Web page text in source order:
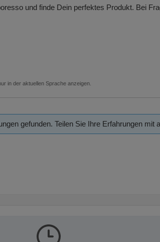
und finde Dein perfektes Produkt. Bei
in der aktuellen Sprache anzeigen.
gefunden. Teilen Sie Ihre Erfahrungen mit